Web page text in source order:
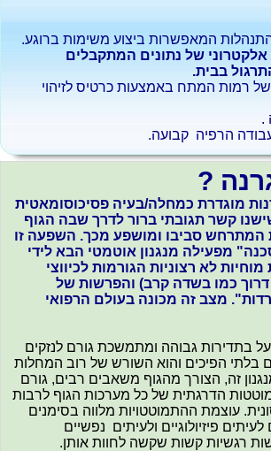
המאפשרות ביצוע משימות ברוגע.
של נתונים המתקבלים
בבית.
רמות המתח באמצעות כרטיס לזיהוי
.
הרפיה קבועה.
?
מוגדרת כמחלה/בעיה פסיכוסומאטית
קשר תגובתי ברור לדרך שבה הגוף
המתרחש סביבו ומושפע מכך. השפעה זו
מפעילה מנגנון אוטמטי הבא לידי
מוחיות לא רצוניות הגורמות לכיווצי
כמו בשדה קרב) והפרשות של
מצב זה מכונה בעולם הרפואי
בתדירות גבוהה ומתמשכת גורם לנזקים
בלתי הפיכים והוא השורש של רוב המחלות
זה, הצורך מהגוף משאבים רבים, גורם
הדרגתית של כל מערכות הגוף לרבות
עוצמת ההתמוטטויות מלווה בסימנים
לעיתים פיזיולוגיים ולעיתים נפשיים
רגשיות קשות שקשה לחוות אותן.